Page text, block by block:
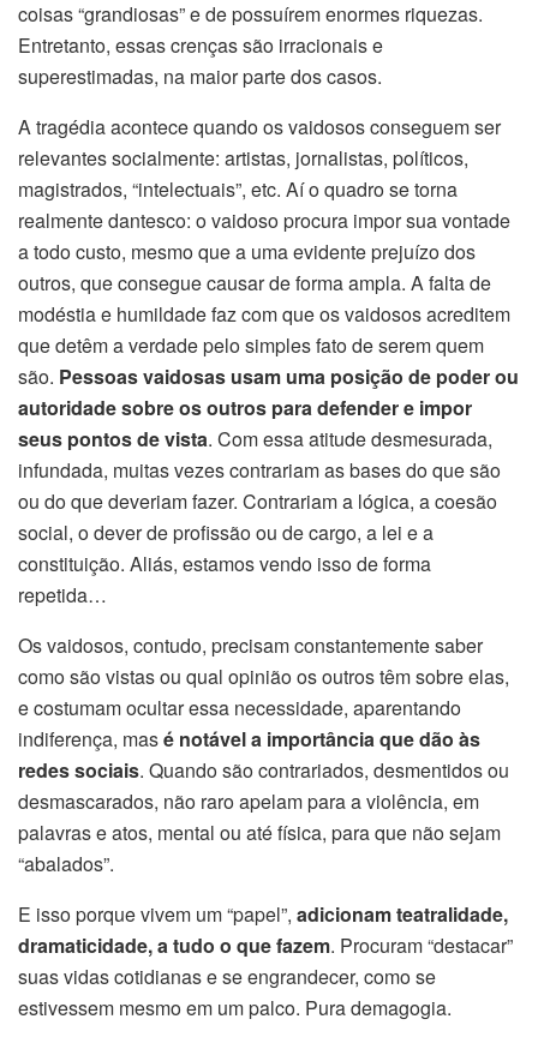
coisas “grandiosas” e de possuírem enormes riquezas.
Entretanto, essas crenças são irracionais e
superestimadas, na maior parte dos casos.
A tragédia acontece quando os vaidosos conseguem ser
relevantes socialmente: artistas, jornalistas, políticos,
magistrados, “intelectuais”, etc. Aí o quadro se torna
realmente dantesco: o vaidoso procura impor sua vontade
a todo custo, mesmo que a uma evidente prejuízo dos
outros, que consegue causar de forma ampla. A falta de
modéstia e humildade faz com que os vaidosos acreditem
que detêm a verdade pelo simples fato de serem quem
são. Pessoas vaidosas usam uma posição de poder ou
autoridade sobre os outros para defender e impor
seus pontos de vista. Com essa atitude desmesurada,
infundada, muitas vezes contrariam as bases do que são
ou do que deveriam fazer. Contrariam a lógica, a coesão
social, o dever de profissão ou de cargo, a lei e a
constituição. Aliás, estamos vendo isso de forma
repetida…
Os vaidosos, contudo, precisam constantemente saber
como são vistas ou qual opinião os outros têm sobre elas,
e costumam ocultar essa necessidade, aparentando
indiferença, masé notável a importância que dão às
redes sociais. Quando são contrariados, desmentidos ou
desmascarados, não raro apelam para a violência, em
palavras e atos, mental ou até física, para que não sejam
“abalados”.
E isso porque vivem um “papel”, adicionam teatralidade,
dramaticidade, a tudo o que fazem. Procuram “destacar”
suas vidas cotidianas e se engrandecer, como se
estivessem mesmo em um palco. Pura demagogia.